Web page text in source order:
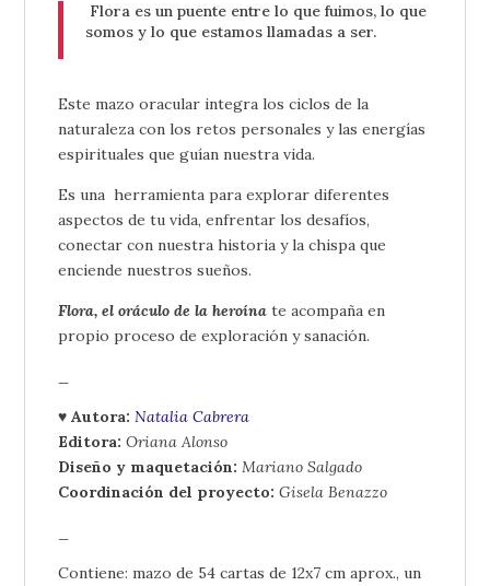
Flora es un puente entre lo que fuimos, lo que
somos y lo que estamos llamadas a ser.
Este mazo oracular integra los ciclos de la
naturaleza con los retos personales y las energías
espirituales que guían nuestra vida.
Es una herramienta para explorar diferentes
aspectos de tu vida, enfrentar los desafíos,
conectar con nuestra historia y la chispa que
enciende nuestros sueños.
Flora, el oráculo de la heroínate acompaña en
propio proceso de exploración y sanación.
♥ Autora: Natalia Cabrera
Editora: Oriana Alonso
Diseño y maquetación: Mariano Salgado
Coordinación del proyecto: Gisela Benazzo
Contiene: mazo de 54 cartas de 12x7 cm aprox., un